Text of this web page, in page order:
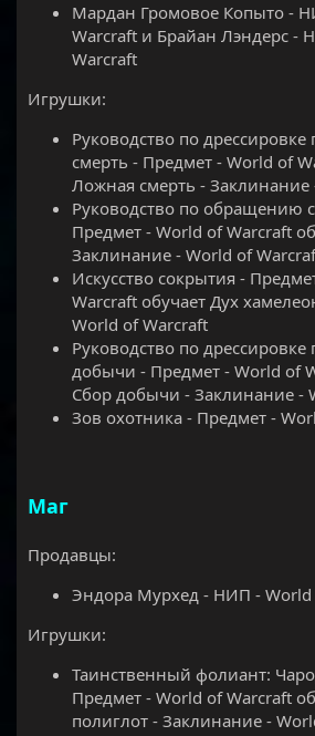
Мардан Громовое Копыто -
Warcraft и Брайан Лэндерс -
Warcraft
Игрушки:
Руководство по
смерть - Предмет - World of
Ложная смерть - Заклинание
Руководство по обращению
Предмет - World of Warcraft
Заклинание - World of
Искусство сокрытия -
Warcraft обучает Дух
World of Warcraft
Руководство по
добычи - Предмет - World of
Сбор добычи - Заклинание -
Зов охотника - Предмет -
Маг
Продавцы:
Эндора Мурхед - НИП - World
Игрушки:
Таинственный фолиант:
Предмет - World of Warcraft
полиглот - Заклинание -